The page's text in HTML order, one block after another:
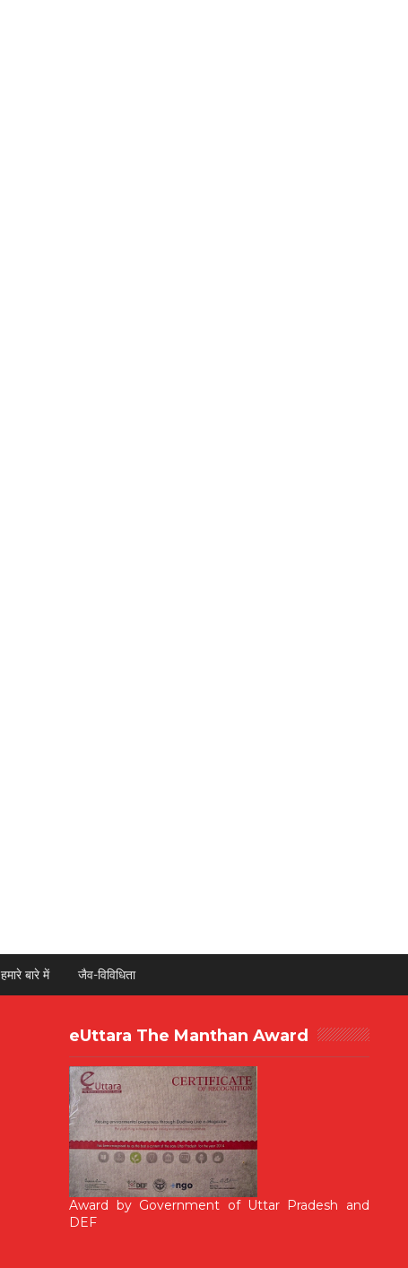
हमारे बारे में जैव-विविधिता
eUttara The Manthan Award
Award by Government of Uttar Pradesh and
DEF